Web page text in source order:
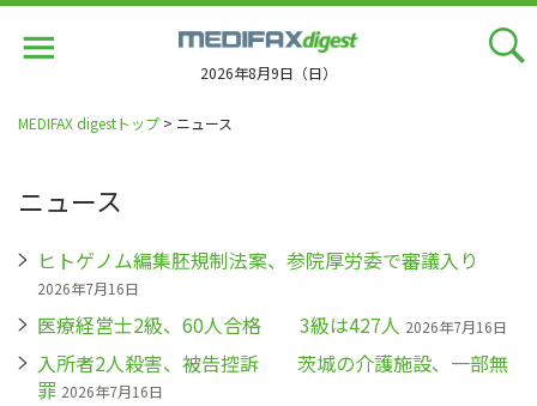
2026年8月9日（日）
MEDIFAX digestトップ > ニュース
ニュース
ヒトゲノム編集胚規制法案、参院厚労委で審議入り
2026年7月16日
医療経営士2級、60人合格 3級は427人 2026年7月16日
入所者2人殺害、被告控訴 茨城の介護施設、一部無
罪 2026年7月16日